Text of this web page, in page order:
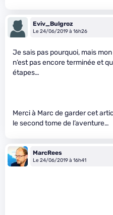
Eviv_Bulgroz
Le 24/06/2019 à 16h26
Je sais pas pourquoi, mais
n’est pas encore terminée et
étapes…
Merci à Marc de garder cet
le second tome de l’aventure…
MarcRees
Le 24/06/2019 à 16h41